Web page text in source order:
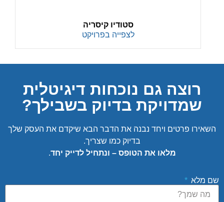
סטודיו קיסריה
לצפייה בפרויקט
רוצה גם נוכחות דיגיטלית
שמדויקת בדיוק בשבילך?
השאירו פרטים ויחד נבנה את הדבר הבא שיקדם את העסק שלך
בדיוק כמו שצריך.
מלאו את הטופס – ונתחיל לדייק יחד.
שם מלא